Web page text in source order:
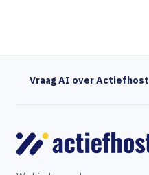
Vraag AI over Actiefhost